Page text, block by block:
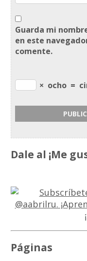
Guarda mi
en este
comente.
× ocho =
Dale al ¡Me
Páginas